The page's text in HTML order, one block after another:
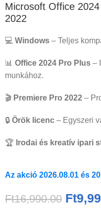
Microsoft Office
2022
💻 Windows – Teljes
📊 Office 2024 Pro Plus –
munkához.
🎬 Premiere Pro 2022 –
🔒 Örök licenc – Egyszeri
🏆 Irodai és kreatív ipari
Az akció 2026.08.01 és
Ft16,990.00 Ft